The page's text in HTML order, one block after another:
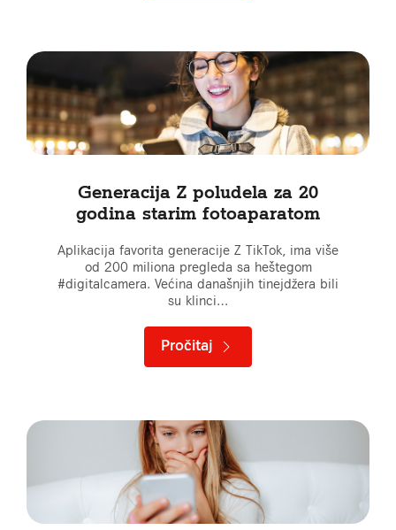
Generacija Z poludela za 20
godina starim fotoaparatom
Aplikacija favorita generacije Z TikTok, ima više
od 200 miliona pregleda sa heštegom
#digitalcamera. Većina današnjih tinejdžera bili
su klinci…
Pročitaj